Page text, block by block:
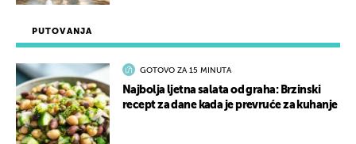
PUTOVANJA
GOTOVO ZA 15 MINUTA
Najbolja ljetna salata od graha: Brzinski
recept za dane kada je prevruće za kuhanje